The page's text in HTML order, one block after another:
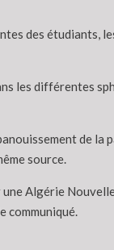
des étudiants,
les différentes
de
source.
Algérie
communiqué.